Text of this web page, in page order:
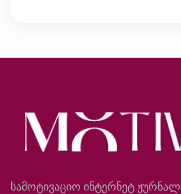
სამოტივაციო ინტერნეტ